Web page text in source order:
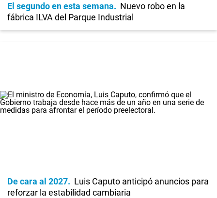
El segundo en esta semana
Nuevo robo en la
fábrica ILVA del Parque Industrial
De cara al 2027
Luis Caputo anticipó anuncios para
reforzar la estabilidad cambiaria